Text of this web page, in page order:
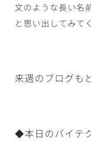
文のような長い名
と思い出してみて
来週のブログも
◆本日のバイ